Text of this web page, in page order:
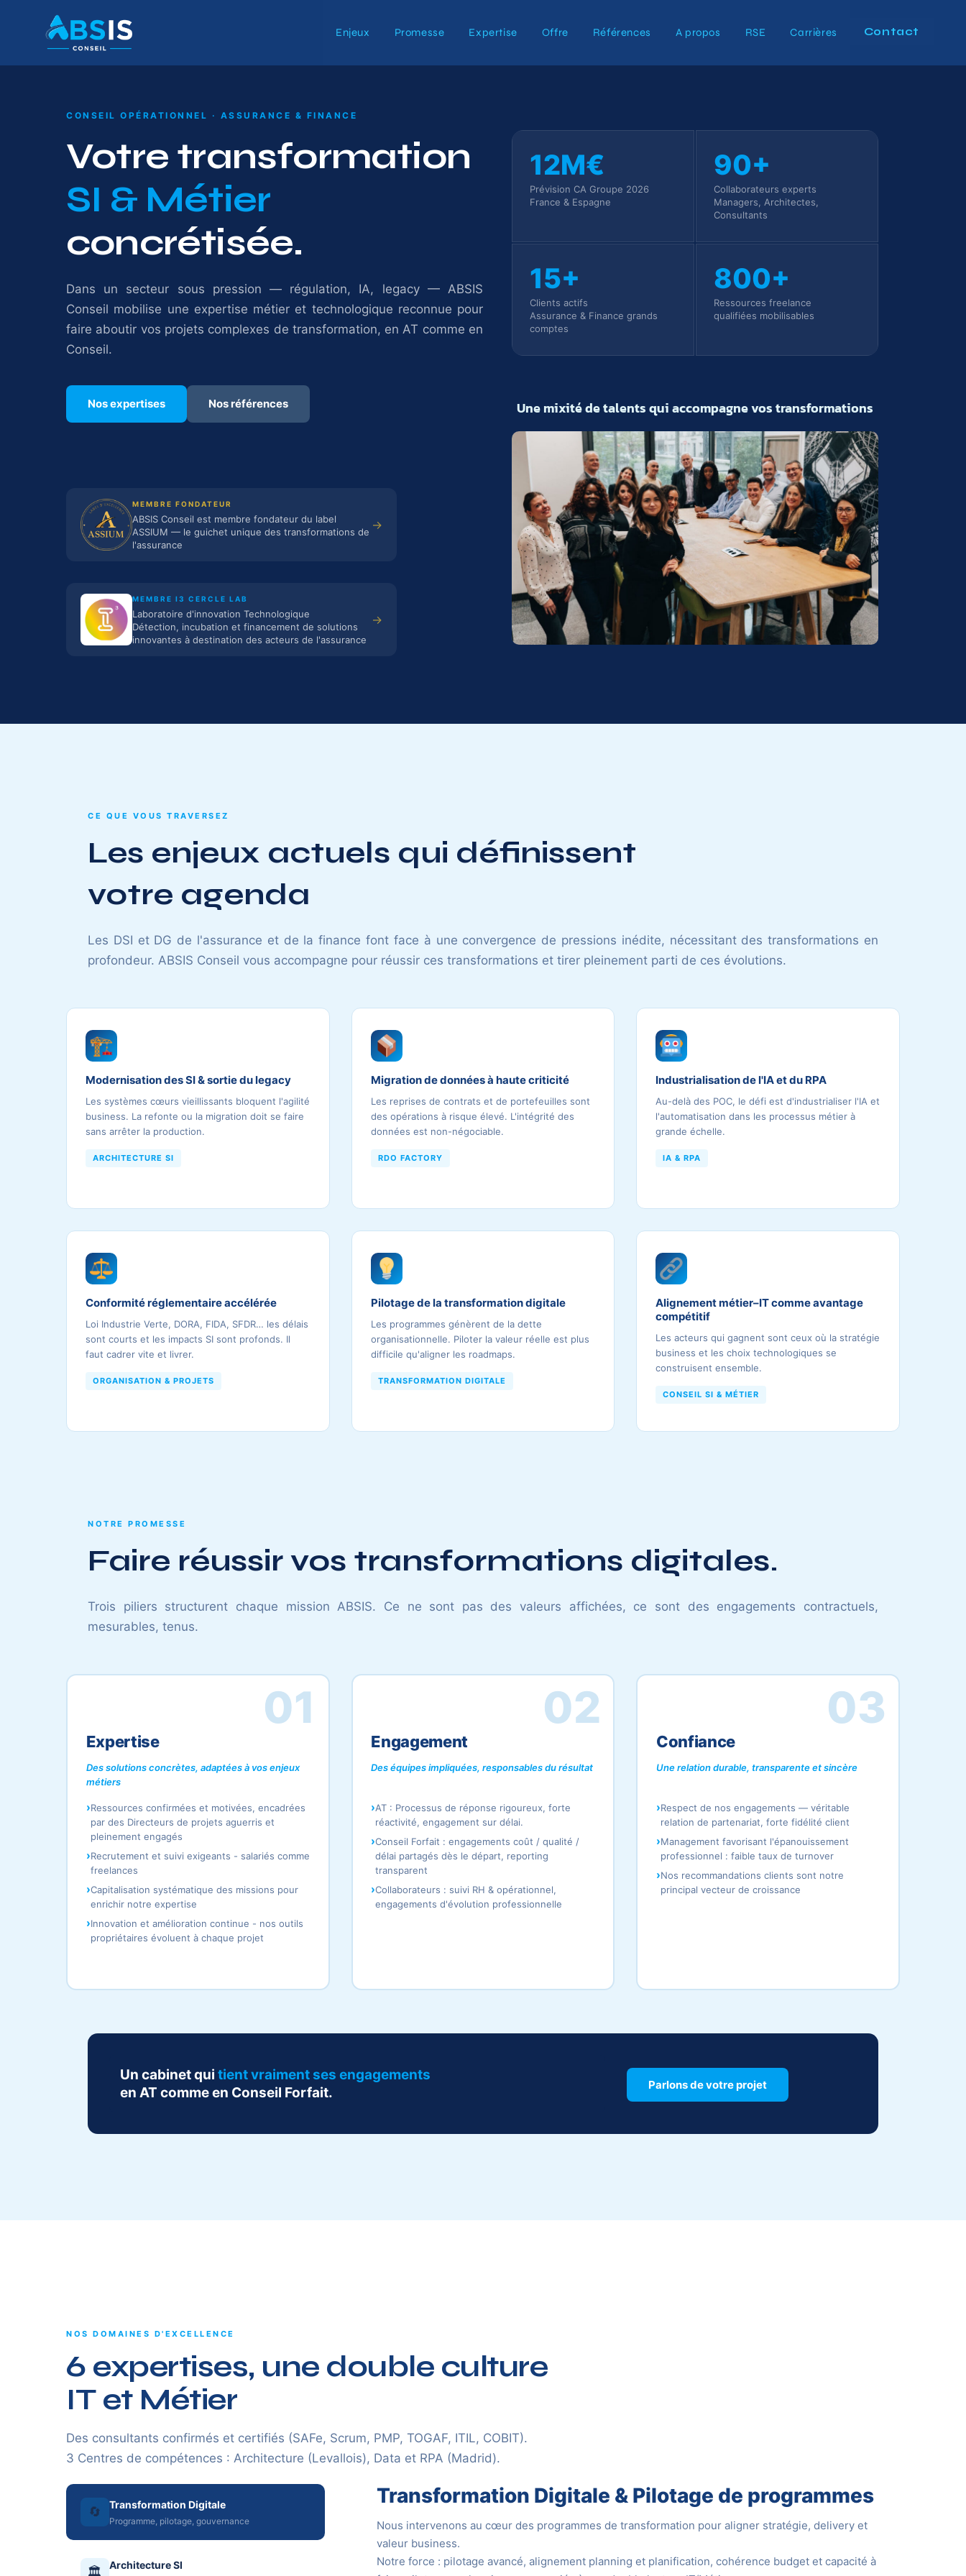
Enjeux Promesse Expertise Offre Références A propos RSE Carrières Contact
CONSEIL OPÉRATIONNEL · ASSURANCE & FINANCE
Votre transformation
SI & Métier
concrétisée.
Dans un secteur sous pression — régulation, IA, legacy — ABSIS
Conseil mobilise une expertise métier et technologique reconnue pour
faire aboutir vos projets complexes de transformation, en AT comme en
Conseil.
Nos expertises Nos références
MEMBRE FONDATEUR
ABSIS Conseil est membre fondateur du label
ASSIUM — le guichet unique des transformations de
l'assurance
→
MEMBRE I3 CERCLE LAB
Laboratoire d'innovation Technologique
Détection, incubation et financement de solutions
innovantes à destination des acteurs de l'assurance
→
12M€
Prévision CA Groupe 2026
France & Espagne
90+
Collaborateurs experts
Managers, Architectes,
Consultants
15+
Clients actifs
Assurance & Finance grands
comptes
800+
Ressources freelance
qualifiées mobilisables
Une mixité de talents qui accompagne vos transformations
CE QUE VOUS TRAVERSEZ
Les enjeux actuels qui définissent
votre agenda
Les DSI et DG de l'assurance et de la finance font face à une convergence de pressions inédite, nécessitant des transformations en
profondeur. ABSIS Conseil vous accompagne pour réussir ces transformations et tirer pleinement parti de ces évolutions.
Modernisation des SI & sortie du legacy
Les systèmes cœurs vieillissants bloquent l'agilité
business. La refonte ou la migration doit se faire
sans arrêter la production.
ARCHITECTURE SI
Conformité réglementaire accélérée
Loi Industrie Verte, DORA, FIDA, SFDR… les délais
sont courts et les impacts SI sont profonds. Il
faut cadrer vite et livrer.
ORGANISATION & PROJETS
Migration de données à haute criticité
Les reprises de contrats et de portefeuilles sont
des opérations à risque élevé. L'intégrité des
données est non-négociable.
RDO FACTORY
Pilotage de la transformation digitale
Les programmes génèrent de la dette
organisationnelle. Piloter la valeur réelle est plus
difficile qu'aligner les roadmaps.
TRANSFORMATION DIGITALE
Industrialisation de l'IA et du RPA
Au-delà des POC, le défi est d'industrialiser l'IA et
l'automatisation dans les processus métier à
grande échelle.
IA & RPA
Alignement métier–IT comme avantage
compétitif
Les acteurs qui gagnent sont ceux où la stratégie
business et les choix technologiques se
construisent ensemble.
CONSEIL SI & MÉTIER
NOTRE PROMESSE
Faire réussir vos transformations digitales.
Trois piliers structurent chaque mission ABSIS. Ce ne sont pas des valeurs affichées, ce sont des engagements contractuels,
mesurables, tenus.
01
Expertise
Des solutions concrètes, adaptées à vos enjeux
métiers
Ressources confirmées et motivées, encadrées
par des Directeurs de projets aguerris et
pleinement engagés
Recrutement et suivi exigeants - salariés comme
freelances
Capitalisation systématique des missions pour
enrichir notre expertise
Innovation et amélioration continue - nos outils
propriétaires évoluent à chaque projet
02
Engagement
Des équipes impliquées, responsables du résultat
AT : Processus de réponse rigoureux, forte
réactivité, engagement sur délai.
Conseil Forfait : engagements coût / qualité /
délai partagés dès le départ, reporting
transparent
Collaborateurs : suivi RH & opérationnel,
engagements d'évolution professionnelle
03
Confiance
Une relation durable, transparente et sincère
Respect de nos engagements — véritable
relation de partenariat, forte fidélité client
Management favorisant l'épanouissement
professionnel : faible taux de turnover
Nos recommandations clients sont notre
principal vecteur de croissance
Un cabinet qui tient vraiment ses engagements
en AT comme en Conseil Forfait.
Parlons de votre projet
NOS DOMAINES D'EXCELLENCE
6 expertises, une double culture
IT et Métier
Des consultants confirmés et certifiés (SAFe, Scrum, PMP, TOGAF, ITIL, COBIT).
3 Centres de compétences : Architecture (Levallois), Data et RPA (Madrid).
🔄 Transformation Digitale
Programme, pilotage, gouvernance
🏛️ Architecture SI
Transformation Digitale & Pilotage de programmes
Nous intervenons au cœur des programmes de transformation pour aligner stratégie, delivery et
valeur business.
Notre force : pilotage avancé, alignement planning et planification, cohérence budget et capacité à